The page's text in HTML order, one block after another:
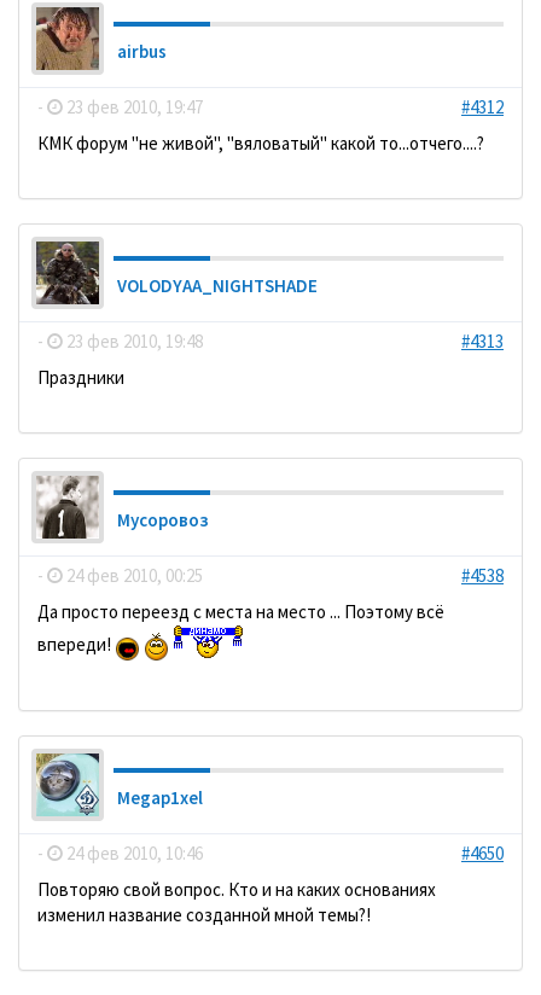
airbus
- 23 фев 2010, 19:47
#4312
КМК форум "не живой", "вяловатый" какой то...отчего....?
VOLODYAA_NIGHTSHADE
- 23 фев 2010, 19:48
#4313
Праздники
Мусоровоз
- 24 фев 2010, 00:25
#4538
Да просто переезд с места на место ... Поэтому всё
впереди!
Megap1xel
- 24 фев 2010, 10:46
#4650
Повторяю свой вопрос. Кто и на каких основаниях
изменил название созданной мной темы?!